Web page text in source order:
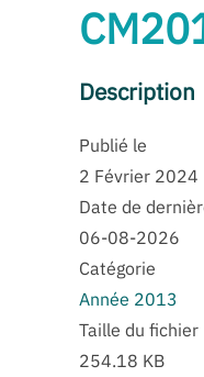
Description
Publié le
2 Février 2024
Date de
06-08-2026
Catégorie
Année 2013
Taille du fichier
254.18 KB